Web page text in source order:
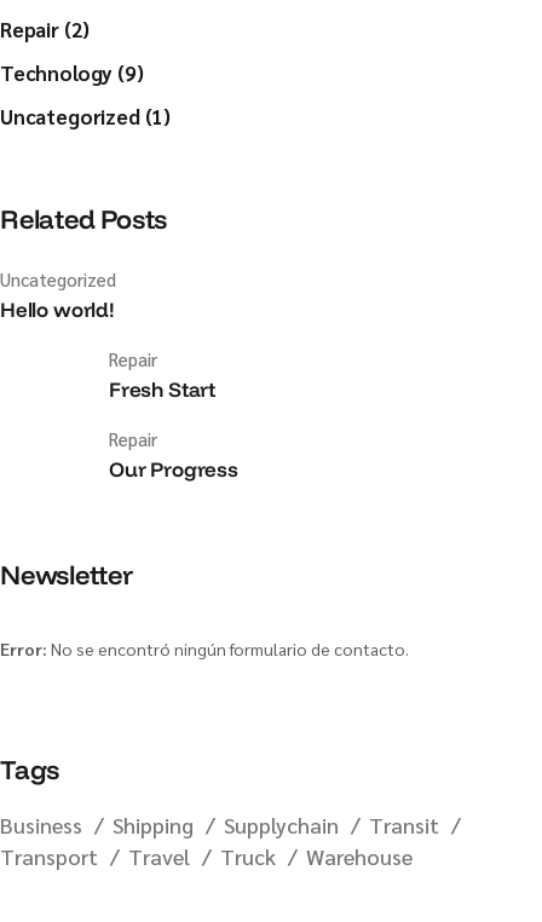
Repair (2)
Technology (9)
Uncategorized (1)
Related Posts
Uncategorized
Hello world!
Repair
Fresh Start
Repair
Our Progress
Newsletter
Error: No se encontró ningún formulario de contacto.
Tags
Business Shipping Supplychain
Transit
Transport
Travel Truck Warehouse